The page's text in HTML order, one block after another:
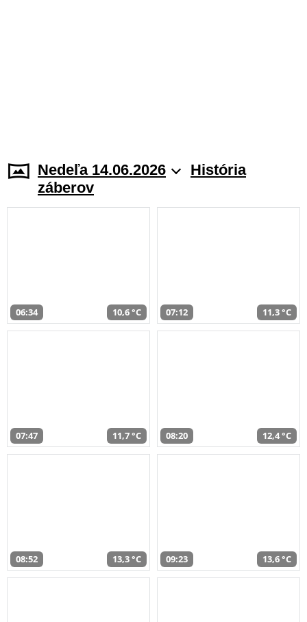
Nedeľa 14.06.2026
História
záberov
06:34 10,6 °C 07:12 11,3 °C
07:47 11,7 °C 08:20 12,4 °C
08:52 13,3 °C 09:23 13,6 °C